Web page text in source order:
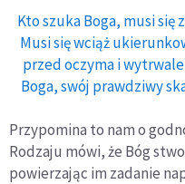
Kto szuka Boga, musi się
Musi się wciąż
przed oczyma i
Boga, swój prawdziwy
Przypomina to nam o
Rodzaju mówi, że Bóg
powierzając im zadanie